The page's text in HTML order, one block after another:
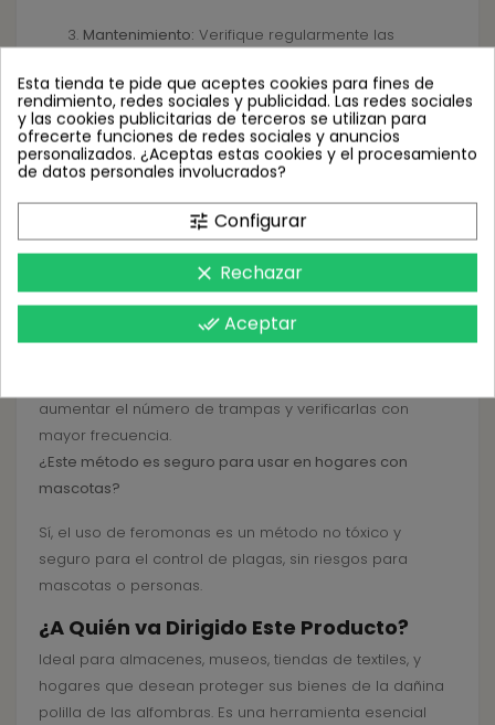
Mantenimiento: Verifique regularmente las
difusor cada 40 días para garantizar su
efectividad continua.
Preguntas Frecuentes
¿Cómo funciona el difusor de feromona?
El difusor libera una feromona que imita el atrayente
natural de las hembras de Tineola bisselliella, atrayendo
a los machos hacia la trampa donde quedan
capturados.
¿Qué hacer si las trampas se saturan rápidamente?
aumentar el número de trampas y verificarlas con
mayor frecuencia.
¿Este método es seguro para usar en hogares con
mascotas?
Sí, el uso de feromonas es un método no tóxico y
seguro para el control de plagas, sin riesgos para
mascotas o personas.
¿A Quién va Dirigido Este Producto?
Ideal para almacenes, museos, tiendas de textiles, y
hogares que desean proteger sus bienes de la dañina
polilla de las alfombras. Es una herramienta esencial
Esta tienda te pide que aceptes cookies para fines de
rendimiento, redes sociales y publicidad. Las redes sociales
y las cookies publicitarias de terceros se utilizan para
ofrecerte funciones de redes sociales y anuncios
personalizados. ¿Aceptas estas cookies y el procesamiento
de datos personales involucrados?
tune Configurar
clear Rechazar
done_all Aceptar